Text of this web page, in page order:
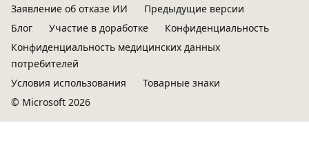
Заявление об отказе ИИ
Предыдущие версии
Блог
Участие в доработке
Конфиденциальность
Конфиденциальность медицинских данных
потребителей
Условия использования
Товарные знаки
© Microsoft 2026